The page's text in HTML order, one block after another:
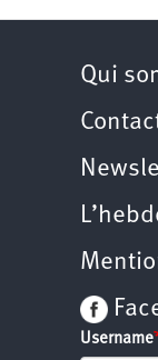
Qui
Username